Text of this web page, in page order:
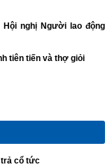
Hội nghị Người lao động
tiên tiến và thợ giỏi
trả cổ tức